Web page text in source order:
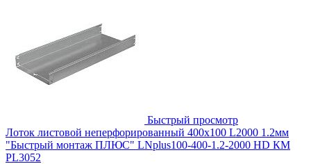
Быстрый просмотр
Лоток листовой неперфорированный 400х100 L2000 1.2мм
"Быстрый монтаж ПЛЮС" LNplus100-400-1.2-2000 HD КМ
PL3052